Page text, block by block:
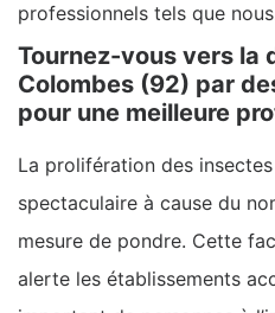
professionnels tels que
Tournez-vous vers la
Colombes (92) par
pour une meilleure
La prolifération des
spectaculaire à cause du
mesure de pondre. Cette
alerte les établissements